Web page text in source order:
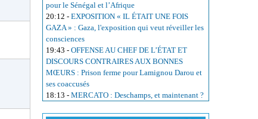
pour le Sénégal et l’Afrique
20:12 - EXPOSITION « IL ÉTAIT UNE FOIS
GAZA » : Gaza, l'exposition qui veut réveiller les
consciences
19:43 - OFFENSE AU CHEF DE L’ÉTAT ET
DISCOURS CONTRAIRES AUX BONNES
MŒURS : Prison ferme pour Lamignou Darou et
ses coaccusés
18:13 - MERCATO : Deschamps, et maintenant ?